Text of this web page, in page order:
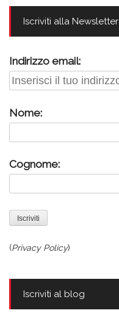
Iscriviti alla Newsletter
Indirizzo email:
Nome:
Cognome:
(Privacy Policy)
Iscriviti al blog